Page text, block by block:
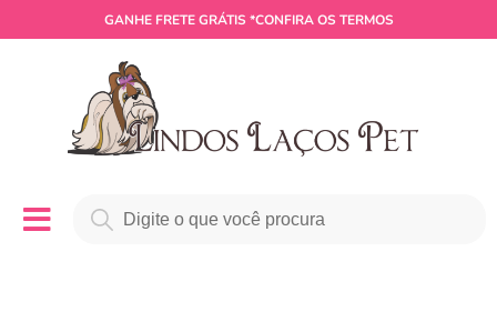
GANHE FRETE GRÁTIS *CONFIRA OS TERMOS